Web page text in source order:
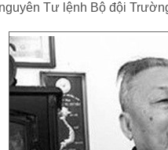
Tư lệnh Bộ đội